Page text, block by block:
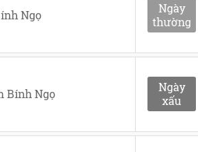
Ngọ
Ngày
thường
Bính Ngọ
Ngày
xấu